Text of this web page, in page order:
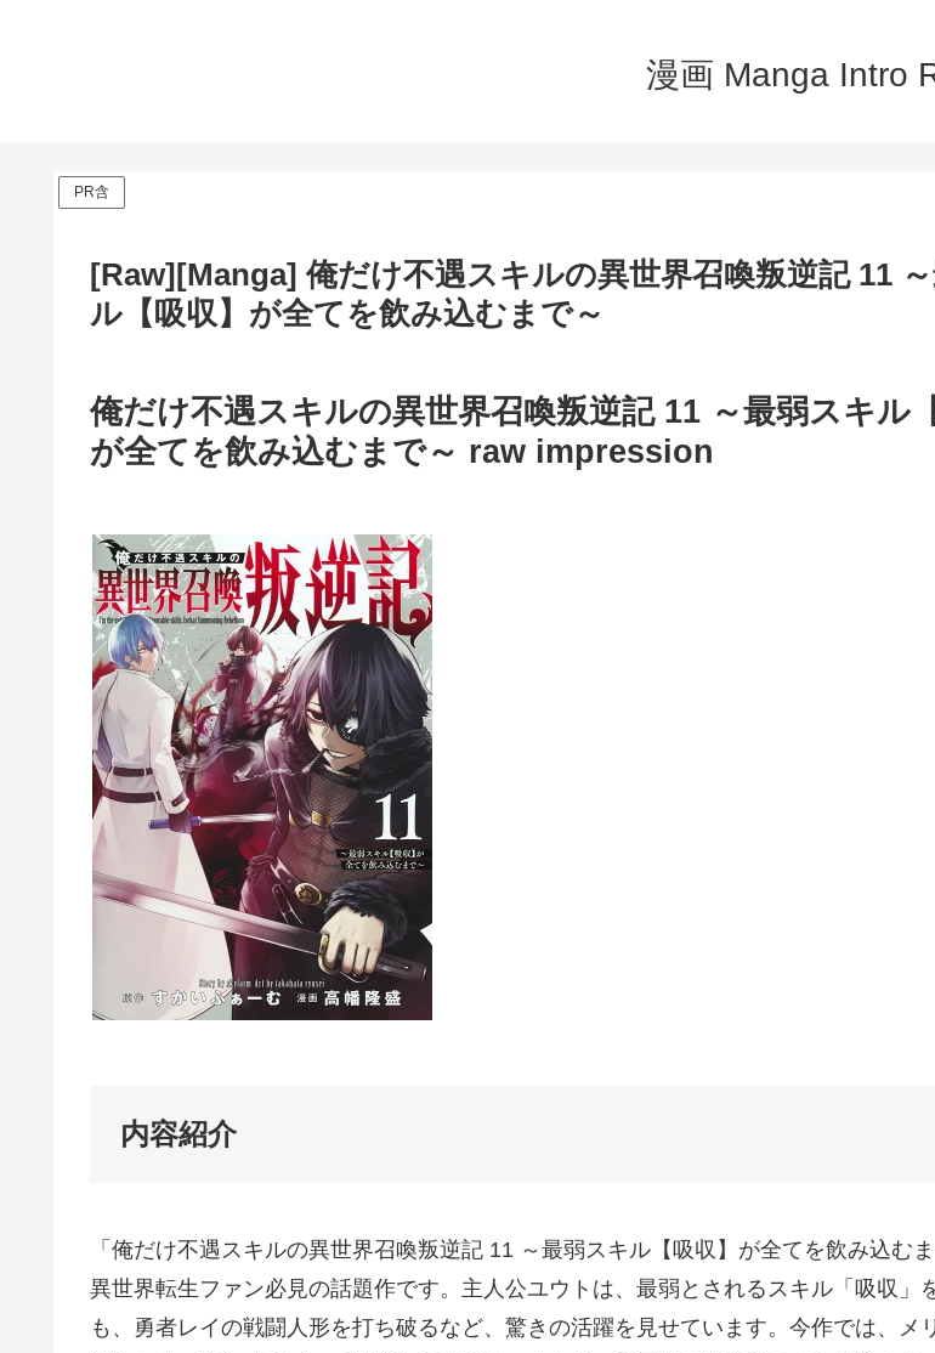
漫画 Manga Intro
PR含
[Raw][Manga] 俺だけ不遇スキルの異世界召喚叛逆記 11
ル【吸収】が全てを飲み込むまで～
俺だけ不遇スキルの異世界召喚叛逆記 11 ～最弱スキル【
が全てを飲み込むまで～ raw impression
内容紹介
「俺だけ不遇スキルの異世界召喚叛逆記 11 ～最弱スキル【吸収】が全てを飲み込むま
異世界転生ファン必見の話題作です。主人公ユウトは、最弱とされるスキル「吸収」
も、勇者レイの戦闘人形を打ち破るなど、驚きの活躍を見せています。今作では、メ